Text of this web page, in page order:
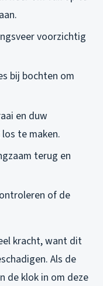
voorzichtig
bij bochten om
en duw
te maken.
terug en
of de
kracht, want dit
Als de
de klok in om deze